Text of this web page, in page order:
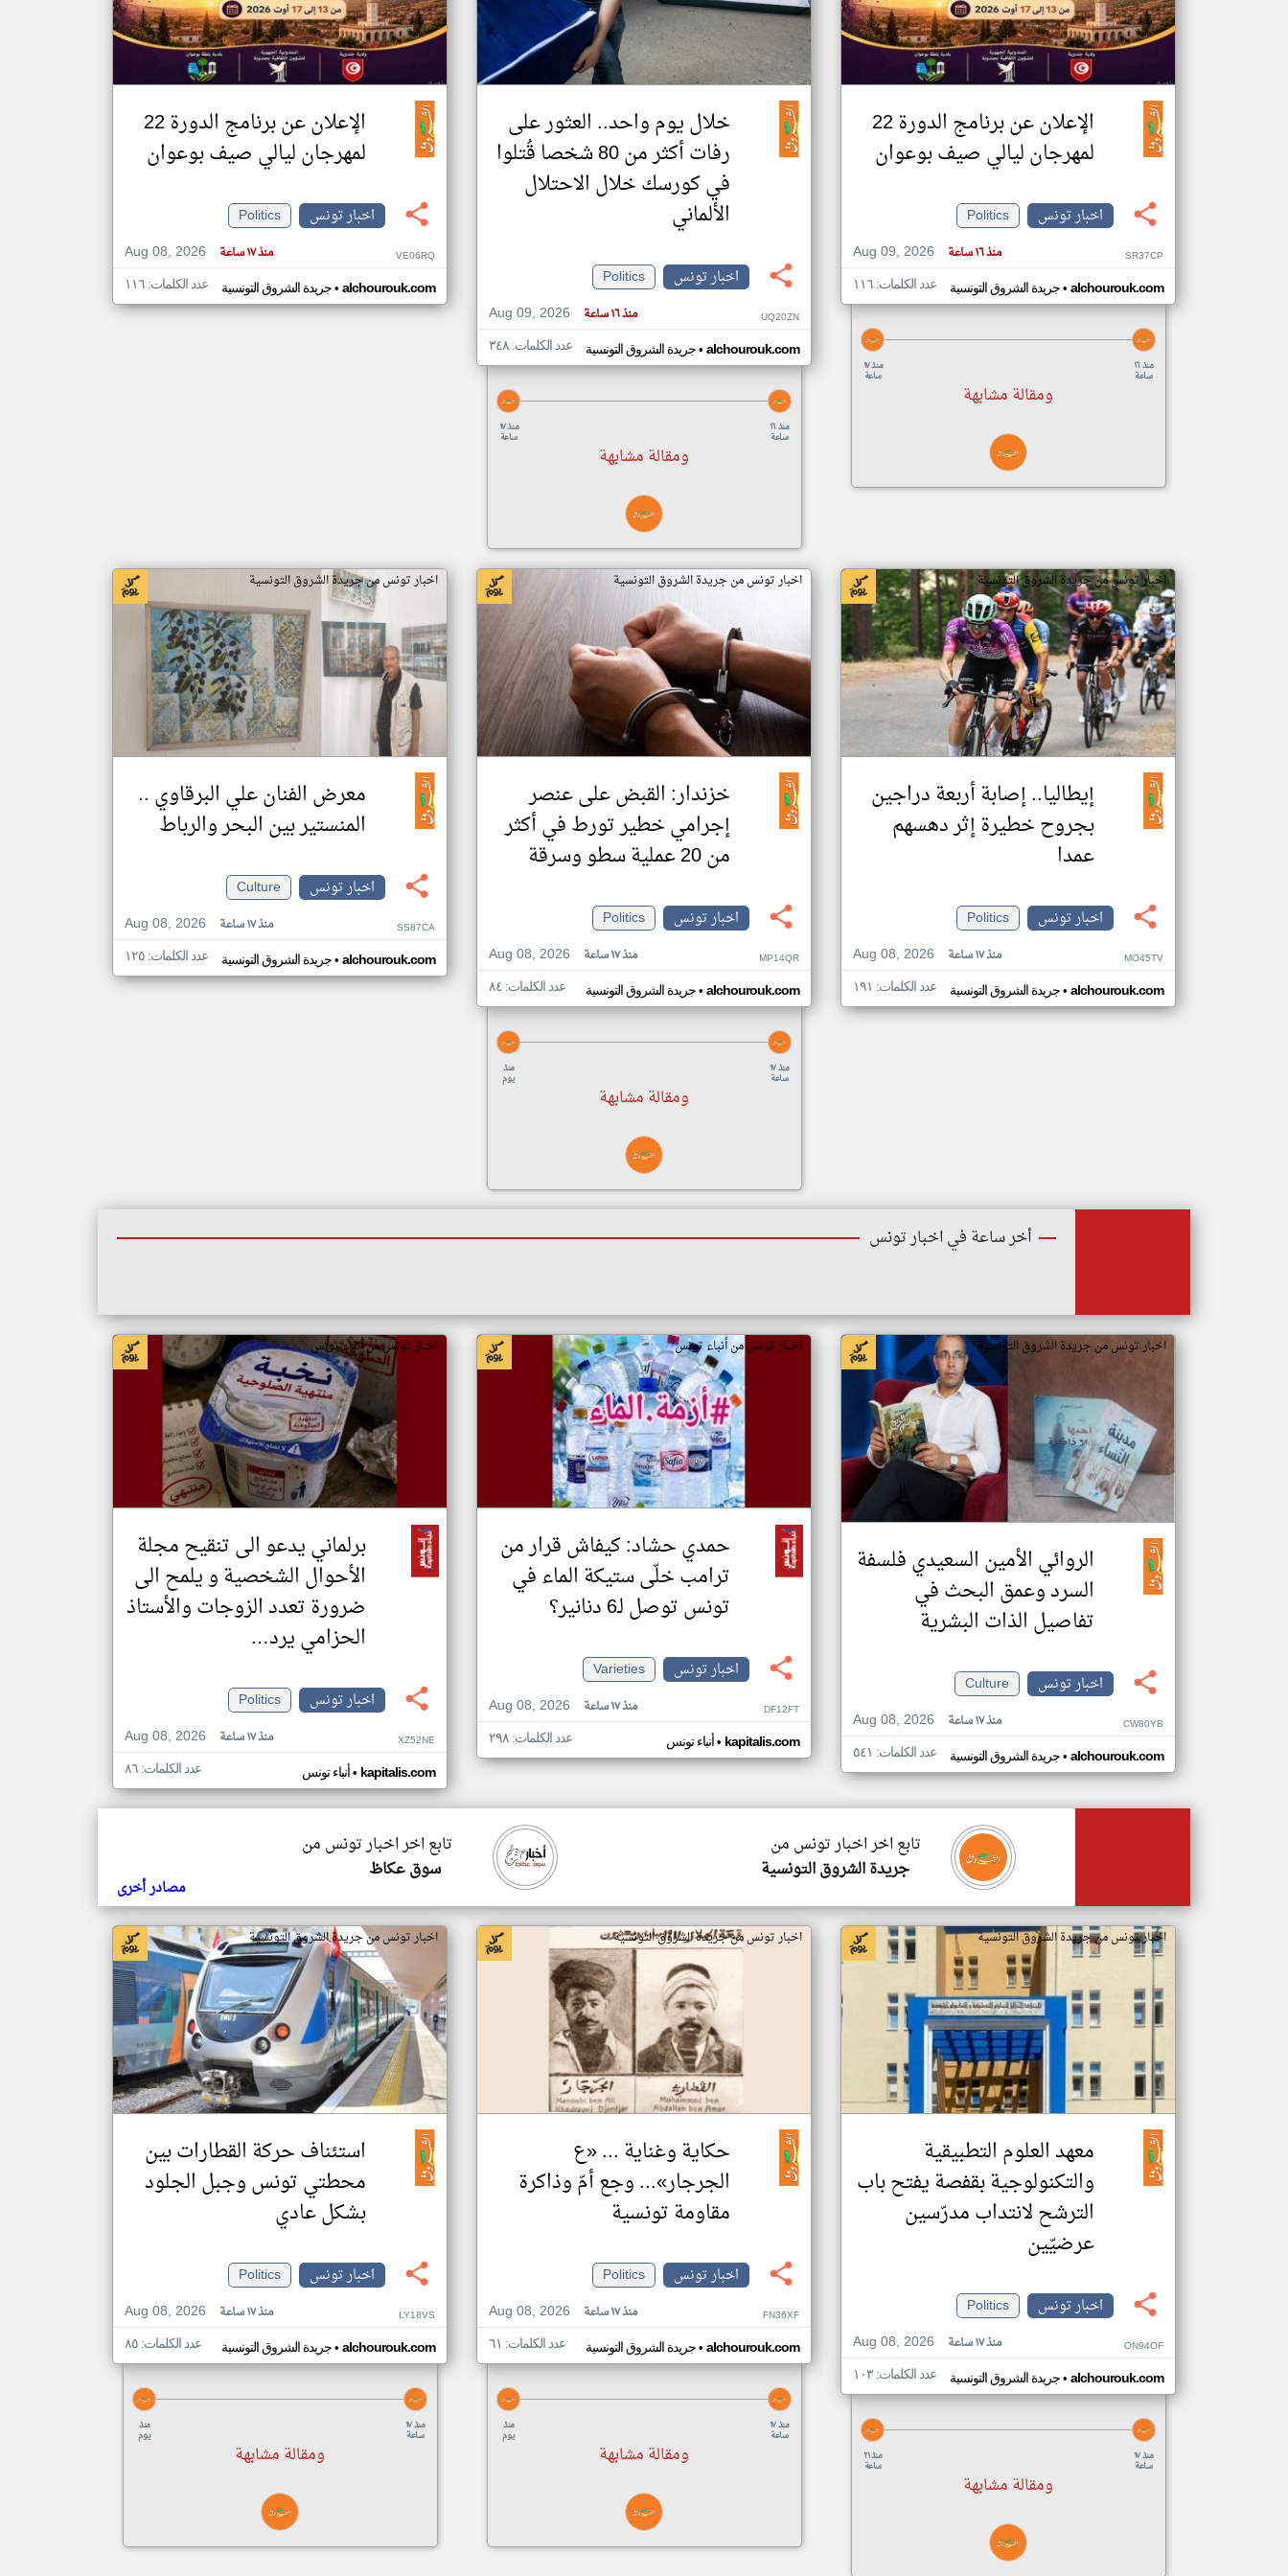
اخبار تونس على مدار الساعة
أهم اخبار تونس العاجلة والمباشرة
الإعلان عن برنامج الدورة 22
لمهرجان ليالي صيف بوعوان
اخبار تونس
Politics
Aug 09, 2026
منذ ١٦ ساعة SR37CP
جريدة الشروق التونسية• alchourouk.com عدد الكلمات: ١١٦
منذ ١٧
ساعة
منذ ١٦
ساعة
ومقالة مشابهة
خلال يوم واحد.. العثور على
رفات أكثر من 80 شخصا قُتلوا
في كورسك خلال الاحتلال
الألماني
اخبار تونس
Politics
Aug 09, 2026
منذ ١٦ ساعة UQ20ZN
جريدة الشروق التونسية• alchourouk.com عدد الكلمات: ٣٤٨
منذ ١٧
ساعة
منذ ١٦
ساعة
ومقالة مشابهة
الإعلان عن برنامج الدورة 22
لمهرجان ليالي صيف بوعوان
اخبار تونس
Politics
Aug 08, 2026
منذ ١٧ ساعة VE06RQ
جريدة الشروق التونسية• alchourouk.com عدد الكلمات: ١١٦
اخبار تونس من جريدة الشروق التونسية
إيطاليا.. إصابة أربعة دراجين
بجروح خطيرة إثر دهسهم
عمدا
اخبار تونس
Politics
Aug 08, 2026
منذ ١٧ ساعة MO45TV
جريدة الشروق التونسية• alchourouk.com عدد الكلمات: ١٩١
اخبار تونس من جريدة الشروق التونسية
خزندار: القبض على عنصر
إجرامي خطير تورط في أكثر
من 20 عملية سطو وسرقة
اخبار تونس
Politics
Aug 08, 2026
منذ ١٧ ساعة MP14QR
جريدة الشروق التونسية• alchourouk.com عدد الكلمات: ٨٤
منذ
يوم
منذ ١٧
ساعة
ومقالة مشابهة
اخبار تونس من جريدة الشروق التونسية
معرض الفنان علي البرقاوي ..
المنستير بين البحر والرباط
اخبار تونس
Culture
Aug 08, 2026
منذ ١٧ ساعة SS87CA
جريدة الشروق التونسية• alchourouk.com عدد الكلمات: ١٢٥
أخر ساعة في اخبار تونس
اخبار تونس من جريدة الشروق التونسية
الروائي الأمين السعيدي فلسفة
السرد وعمق البحث في
تفاصيل الذات البشرية
اخبار تونس
Culture
Aug 08, 2026
منذ ١٧ ساعة CW80YB
جريدة الشروق التونسية• alchourouk.com عدد الكلمات: ٥٤١
اخبار تونس من أنباء تونس
حمدي حشاد: كيفاش قرار من
ترامب خلّى ستيكة الماء في
تونس توصل لـ6 دنانير؟
اخبار تونس
Varieties
Aug 08, 2026
منذ ١٧ ساعة DF12FT
أنباء تونس• kapitalis.com عدد الكلمات: ٢٩٨
اخبار تونس من أنباء تونس
برلماني يدعو الى تنقيح مجلة
الأحوال الشخصية و يلمح الى
ضرورة تعدد الزوجات والأستاذ
الحزامي يرد…
اخبار تونس
Politics
Aug 08, 2026
منذ ١٧ ساعة XZ52NE
أنباء تونس• kapitalis.com عدد الكلمات: ٨٦
تابع اخر اخبار تونس من
سوق عكاظ
تابع اخر اخبار تونس من
جريدة الشروق التونسية
مصادر أخرى
اخبار تونس من جريدة الشروق التونسية
معهد العلوم التطبيقية
والتكنولوجية بقفصة يفتح باب
الترشح لانتداب مدرّسين
عرضيّين
اخبار تونس
Politics
Aug 08, 2026
منذ ١٧ ساعة ON94OF
جريدة الشروق التونسية• alchourouk.com عدد الكلمات: ١٠٣
منذ ٢١
ساعة
منذ ١٧
ساعة
ومقالة مشابهة
اخبار تونس من جريدة الشروق التونسية
حكاية وغناية ... «ع
الجرجار»... وجع أمّ وذاكرة
مقاومة تونسية
اخبار تونس
Politics
Aug 08, 2026
منذ ١٧ ساعة FN36XF
جريدة الشروق التونسية• alchourouk.com عدد الكلمات: ٦١
منذ
يوم
منذ ١٧
ساعة
ومقالة مشابهة
اخبار تونس من جريدة الشروق التونسية
استئناف حركة القطارات بين
محطتي تونس وجبل الجلود
بشكل عادي
اخبار تونس
Politics
Aug 08, 2026
منذ ١٧ ساعة LY18VS
جريدة الشروق التونسية• alchourouk.com عدد الكلمات: ٨٥
منذ
يوم
منذ ١٧
ساعة
ومقالة مشابهة
klyoum.com